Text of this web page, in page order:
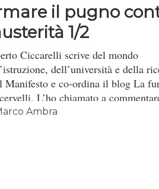
il pugno
1/2
Ciccarelli scrive del mondo
dell’università e della
Manifesto e co-ordina il blog La
L’ho chiamato a
mosse su scuola e università del
Ambra